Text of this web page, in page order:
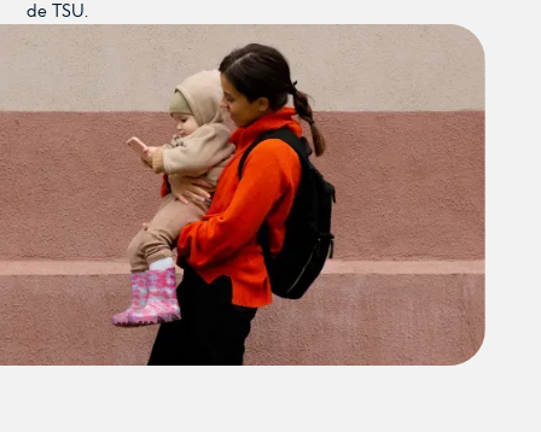
de TSU.